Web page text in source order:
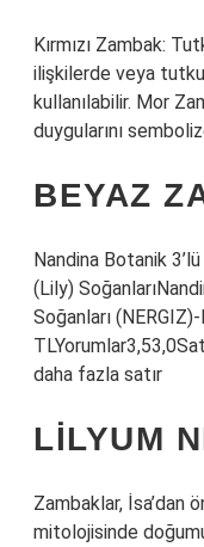
Kırmızı Zambak:
ilişkilerde veya
kullanılabilir. Mor
duygularını
BEYAZ
Nandina Botanik
(Lily)
Soğanları
daha fazla satır
LILYUM
Zambaklar, İsa’dan
mitolojisinde